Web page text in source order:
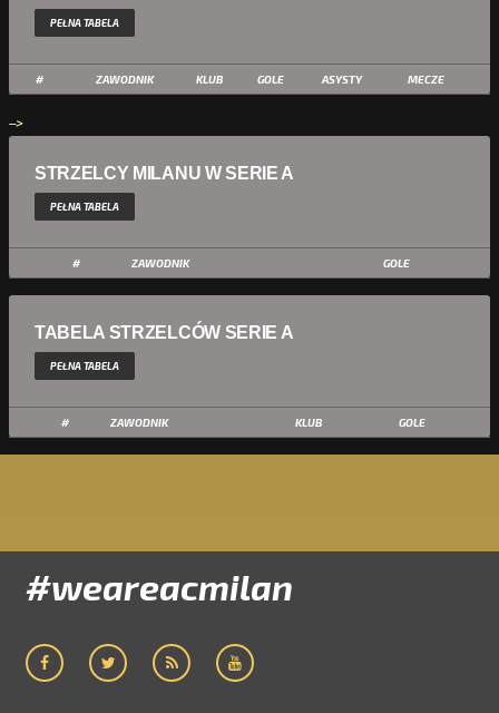
PEŁNA TABELA
# ZAWODNIK KLUB GOLE ASYSTY MECZE
-->
STRZELCY MILANU W SERIE A
PEŁNA TABELA
# ZAWODNIK GOLE
TABELA STRZELCÓW SERIE A
PEŁNA TABELA
# ZAWODNIK KLUB GOLE
#weareacmilan